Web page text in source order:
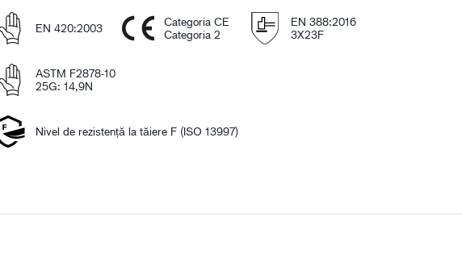
EN 420:2003
Categoria CE
Categoria 2
EN 388:2016
3X23F
ASTM F2878-10
25G: 14,9N
Nivel de rezistență la tăiere F (ISO 13997)